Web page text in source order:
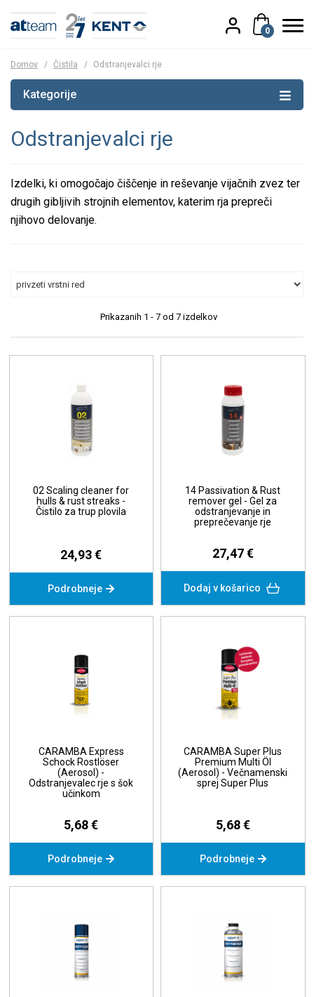
0
Domov / Čistila / Odstranjevalci rje
Kategorije
Odstranjevalci rje
Izdelki, ki omogočajo čiščenje in reševanje vijačnih zvez ter
drugih gibljivih strojnih elementov, katerim rja prepreči
njihovo delovanje.
Prikazanih 1 - 7 od 7 izdelkov
02 Scaling cleaner for
hulls & rust streaks -
Čistilo za trup plovila
24,93 €
Podrobneje
14 Passivation & Rust
remover gel - Gel za
odstranjevanje in
preprečevanje rje
27,47 €
Dodaj v košarico
CARAMBA Express
Schock Rostlöser
(Aerosol) -
Odstranjevalec rje s šok
učinkom
5,68 €
Podrobneje
CARAMBA Super Plus
Premium Multi Öl
(Aerosol) - Večnamenski
sprej Super Plus
5,68 €
Podrobneje